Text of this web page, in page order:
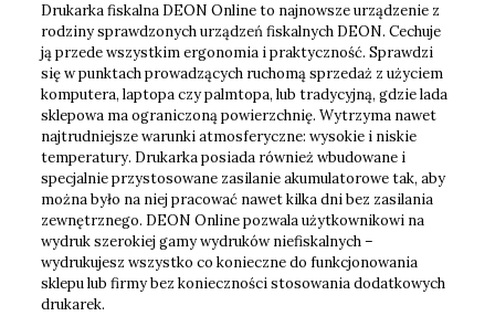
Drukarka fiskalna DEON Online to najnowsze urządzenie z
rodziny sprawdzonych urządzeń fiskalnych DEON. Cechuje
ją przede wszystkim ergonomia i praktyczność. Sprawdzi
się w punktach prowadzących ruchomą sprzedaż z użyciem
komputera, laptopa czy palmtopa, lub tradycyjną, gdzie lada
sklepowa ma ograniczoną powierzchnię. Wytrzyma nawet
najtrudniejsze warunki atmosferyczne: wysokie i niskie
temperatury. Drukarka posiada również wbudowane i
specjalnie przystosowane zasilanie akumulatorowe tak, aby
można było na niej pracować nawet kilka dni bez zasilania
zewnętrznego. DEON Online pozwala użytkownikowi na
wydruk szerokiej gamy wydruków niefiskalnych –
wydrukujesz wszystko co konieczne do funkcjonowania
sklepu lub firmy bez konieczności stosowania dodatkowych
drukarek.